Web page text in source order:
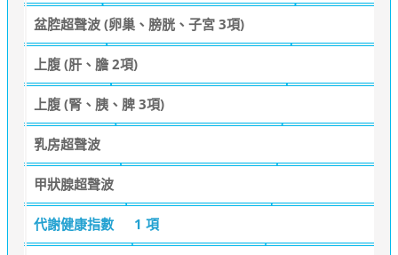
盆腔超聲波 (卵巢、膀胱、子宮 3項)
上腹 (肝、膽 2項)
上腹 (腎、胰、脾 3項)
乳房超聲波
甲狀腺超聲波
代謝健康指數 1 項